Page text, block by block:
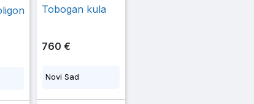
Tobogan kula
760 €
Novi Sad